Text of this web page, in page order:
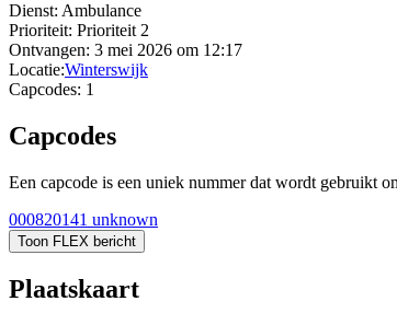
Dienst: Ambulance
Prioriteit: Prioriteit 2
Ontvangen: 3 mei 2026 om 12:17
Locatie:Winterswijk
Capcodes: 1
Capcodes
Een capcode is een uniek nummer dat wordt gebruikt
000820141 unknown
Toon FLEX bericht
Plaatskaart